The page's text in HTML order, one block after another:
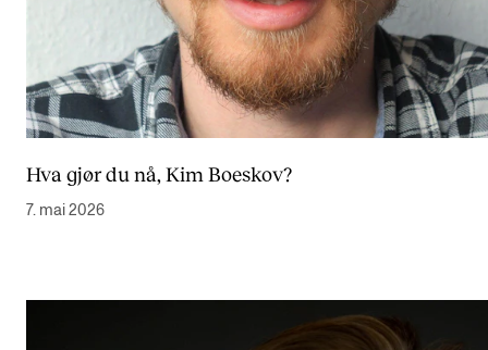
Hva gjør du nå, Kim Boeskov?
7. mai 2026